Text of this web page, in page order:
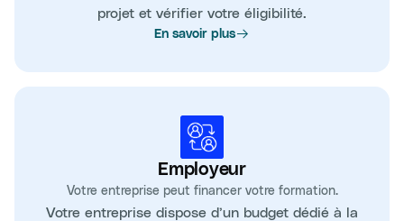
projet et vérifier votre éligibilité.
En savoir plus
Employeur
Votre entreprise peut financer votre formation.
Votre entreprise dispose d’un budget dédié à la